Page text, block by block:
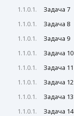
Задача 7
Задача 8
Задача 9
Задача 10
Задача 11
Задача 12
Задача 13
Задача 14